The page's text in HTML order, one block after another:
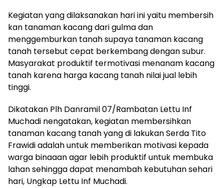
Kegiatan yang dilaksanakan hari ini yaitu membersih
kan tanaman kacang dari gulma dan
menggemburkan tanah supaya tanaman kacang
tanah tersebut cepat berkembang dengan subur.
Masyarakat produktif termotivasi menanam kacang
tanah karena harga kacang tanah nilai jual lebih
tinggi.
Dikatakan Plh Danramil 07/Rambatan Lettu Inf
Muchadi nengatakan, kegiatan membersihkan
tanaman kacang tanah yang di lakukan Serda Tito
Frawidi adalah untuk memberikan motivasi kepada
warga binaaan agar lebih produktif untuk membuka
lahan sehingga dapat menambah kebutuhan sehari
hari, Ungkap Lettu Inf Muchadi.